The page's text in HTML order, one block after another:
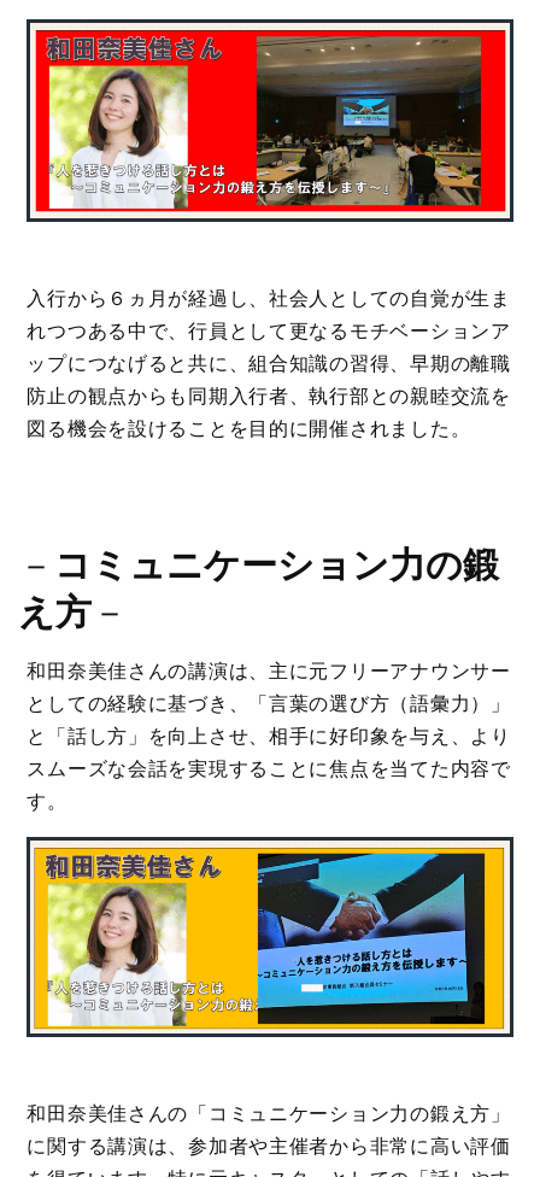
入行から６ヵ月が経過し、社会人としての自覚が生ま
れつつある中で、行員として更なるモチベーションア
ップにつなげると共に、組合知識の習得、早期の離職
防止の観点からも同期入行者、執行部との親睦交流を
図る機会を設けることを目的に開催されました。
－ コミュニケーション力の鍛
え方 －
和田奈美佳さんの講演は、主に元フリーアナウンサー
としての経験に基づき、「言葉の選び方（語彙力）」
と「話し方」を向上させ、相手に好印象を与え、より
スムーズな会話を実現することに焦点を当てた内容で
す。
和田奈美佳さんの「コミュニケーション力の鍛え方」
に関する講演は、参加者や主催者から非常に高い評価